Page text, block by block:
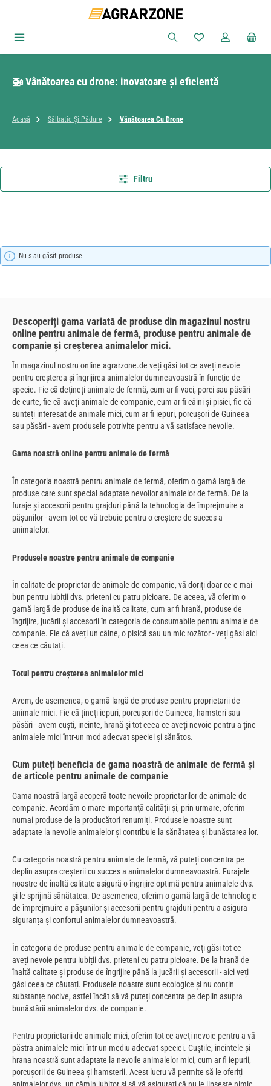
Sari la conținutul principal
Aveți 0 articole
🚁 Vânătoarea cu drone: inovatoare și eficientă
Acasă Sălbatic Și Pădure Vânătoarea Cu Drone
Filtru
Nu s-au găsit produse.
Descoperiți gama variată de produse din magazinul nostru
online pentru animale de fermă, produse pentru animale de
companie și creșterea animalelor mici.
În magazinul nostru online agrarzone.de veți găsi tot ce aveți nevoie
pentru creșterea și îngrijirea animalelor dumneavoastră în funcție de
specie. Fie că dețineți animale de fermă, cum ar fi vaci, porci sau păsări
de curte, fie că aveți animale de companie, cum ar fi câini și pisici, fie că
sunteți interesat de animale mici, cum ar fi iepuri, porcușori de Guineea
sau păsări - avem produsele potrivite pentru a vă satisface nevoile.
Gama noastră online pentru animale de fermă
În categoria noastră pentru animale de fermă, oferim o gamă largă de
produse care sunt special adaptate nevoilor animalelor de fermă. De la
furaje și accesorii pentru grajduri până la tehnologia de împrejmuire a
pășunilor - avem tot ce vă trebuie pentru o creștere de succes a
animalelor.
Produsele noastre pentru animale de companie
În calitate de proprietar de animale de companie, vă doriți doar ce e mai
bun pentru iubiții dvs. prieteni cu patru picioare. De aceea, vă oferim o
gamă largă de produse de înaltă calitate, cum ar fi hrană, produse de
îngrijire, jucării și accesorii în categoria de consumabile pentru animale de
companie. Fie că aveți un câine, o pisică sau un mic rozător - veți găsi aici
ceea ce căutați.
Totul pentru creșterea animalelor mici
Avem, de asemenea, o gamă largă de produse pentru proprietarii de
animale mici. Fie că țineți iepuri, porcușori de Guineea, hamsteri sau
păsări - avem cuști, incinte, hrană și tot ceea ce aveți nevoie pentru a ține
animalele mici într-un mod adecvat speciei și sănătos.
Cum puteți beneficia de gama noastră de animale de fermă și
de articole pentru animale de companie
Gama noastră largă acoperă toate nevoile proprietarilor de animale de
companie. Acordăm o mare importanță calității și, prin urmare, oferim
numai produse de la producători renumiți. Produsele noastre sunt
adaptate la nevoile animalelor și contribuie la sănătatea și bunăstarea lor.
Cu categoria noastră pentru animale de fermă, vă puteți concentra pe
deplin asupra creșterii cu succes a animalelor dumneavoastră. Furajele
noastre de înaltă calitate asigură o îngrijire optimă pentru animalele dvs.
și le sprijină sănătatea. De asemenea, oferim o gamă largă de tehnologie
de împrejmuire a pășunilor și accesorii pentru grajduri pentru a asigura
siguranța și confortul animalelor dumneavoastră.
În categoria de produse pentru animale de companie, veți găsi tot ce
aveți nevoie pentru iubiții dvs. prieteni cu patru picioare. De la hrană de
înaltă calitate și produse de îngrijire până la jucării și accesorii - aici veți
găsi ceea ce căutați. Produsele noastre sunt ecologice și nu conțin
substanțe nocive, astfel încât să vă puteți concentra pe deplin asupra
bunăstării animalelor dvs. de companie.
Pentru proprietarii de animale mici, oferim tot ce aveți nevoie pentru a vă
păstra animalele mici într-un mediu adecvat speciei. Cuștile, incintele și
hrana noastră sunt adaptate la nevoile animalelor mici, cum ar fi iepurii,
porcușorii de Guineea și hamsterii. Acest lucru vă permite să le oferiți